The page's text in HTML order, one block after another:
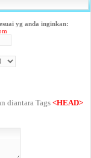
yg anda inginkan:
diantara Tags <HEAD>